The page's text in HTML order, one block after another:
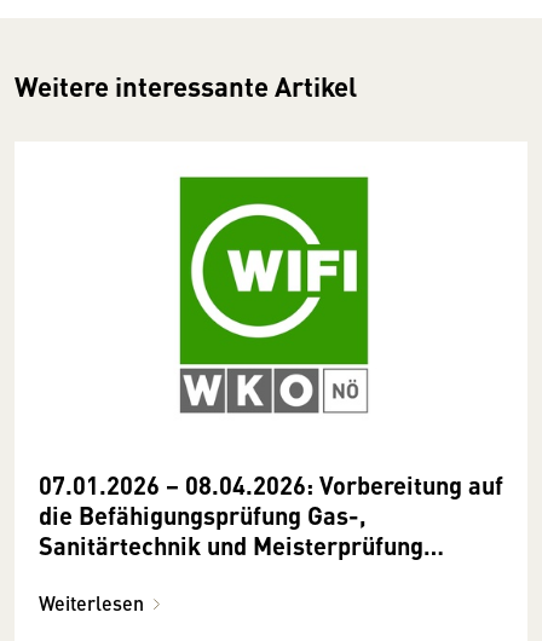
Weitere interessante Artikel
07.01.2026 − 08.04.2026: Vorbereitung auf
die Befähigungsprüfung Gas-,
Sanitärtechnik und Meisterprüfung
Weiterlesen